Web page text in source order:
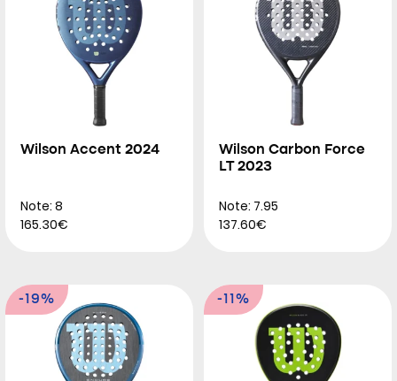
Wilson Accent 2024
Note: 8
165.30€
Wilson Carbon Force
LT 2023
Note: 7.95
137.60€
-19% -11%